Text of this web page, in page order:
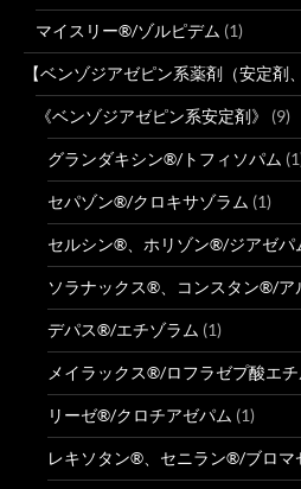
マイスリー®/ゾルピデム (1)
【ベンゾジアゼピン系薬剤（安定剤
《ベンゾジアゼピン系安定剤》 (9)
グランダキシン®/トフィソパム
セパゾン®/クロキサゾラム (1)
セルシン®、ホリゾン®/ジアゼパ
ソラナックス®、コンスタン®/ア
デパス®/エチゾラム (1)
メイラックス®/ロフラゼプ酸エ
リーゼ®/クロチアゼパム (1)
レキソタン®、セニラン®/ブロマ